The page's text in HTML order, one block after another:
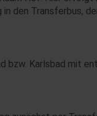
den Transferbus,
bzw. Karlsbad mit